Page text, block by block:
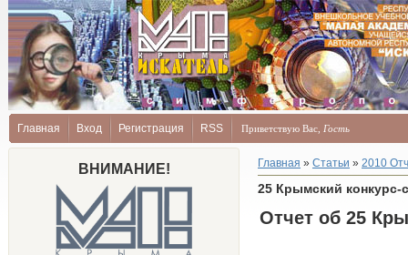
Главная Вход Регистрация RSS Приветствую Вас Гость
ВНИМАНИЕ! Главная » Статьи » 2010
25 Крымский конкурс-
Отчет об 25